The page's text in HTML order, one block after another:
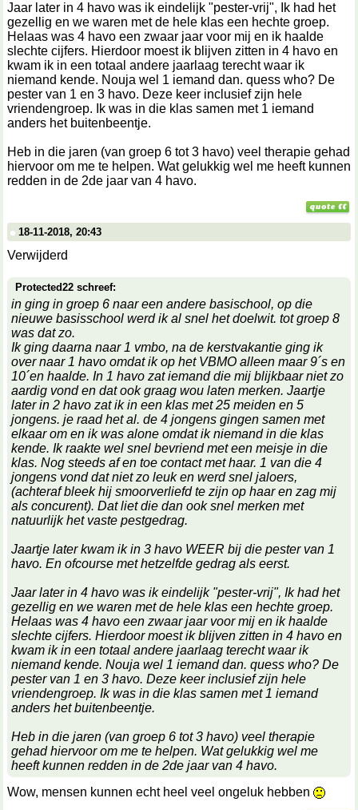
Jaar later in 4 havo was ik eindelijk "pester-vrij", Ik had het
gezellig en we waren met de hele klas een hechte groep.
Helaas was 4 havo een zwaar jaar voor mij en ik haalde
slechte cijfers. Hierdoor moest ik blijven zitten in 4 havo en
kwam ik in een totaal andere jaarlaag terecht waar ik
niemand kende. Nouja wel 1 iemand dan. quess who? De
pester van 1 en 3 havo. Deze keer inclusief zijn hele
vriendengroep. Ik was in die klas samen met 1 iemand
anders het buitenbeentje.
Heb in die jaren (van groep 6 tot 3 havo) veel therapie gehad
hiervoor om me te helpen. Wat gelukkig wel me heeft kunnen
redden in de 2de jaar van 4 havo.
18-11-2018, 20:43
Verwijderd
Protected22 schreef:
in ging in groep 6 naar een andere basischool, op die
nieuwe basisschool werd ik al snel het doelwit. tot groep 8
was dat zo.
Ik ging daarna naar 1 vmbo, na de kerstvakantie ging ik
over naar 1 havo omdat ik op het VBMO alleen maar 9´s en
10´en haalde. In 1 havo zat iemand die mij blijkbaar niet zo
aardig vond en dat ook graag wou laten merken. Jaartje
later in 2 havo zat ik in een klas met 25 meiden en 5
jongens. je raad het al. de 4 jongens gingen samen met
elkaar om en ik was alone omdat ik niemand in die klas
kende. Ik raakte wel snel bevriend met een meisje in die
klas. Nog steeds af en toe contact met haar. 1 van die 4
jongens vond dat niet zo leuk en werd snel jaloers,
(achteraf bleek hij smoorverliefd te zijn op haar en zag mij
als concurent). Dat liet die dan ook snel merken met
natuurlijk het vaste pestgedrag.
Jaartje later kwam ik in 3 havo WEER bij die pester van 1
havo. En ofcourse met hetzelfde gedrag als eerst.
Jaar later in 4 havo was ik eindelijk "pester-vrij", Ik had het
gezellig en we waren met de hele klas een hechte groep.
Helaas was 4 havo een zwaar jaar voor mij en ik haalde
slechte cijfers. Hierdoor moest ik blijven zitten in 4 havo en
kwam ik in een totaal andere jaarlaag terecht waar ik
niemand kende. Nouja wel 1 iemand dan. quess who? De
pester van 1 en 3 havo. Deze keer inclusief zijn hele
vriendengroep. Ik was in die klas samen met 1 iemand
anders het buitenbeentje.
Heb in die jaren (van groep 6 tot 3 havo) veel therapie
gehad hiervoor om me te helpen. Wat gelukkig wel me
heeft kunnen redden in de 2de jaar van 4 havo.
Wow, mensen kunnen echt heel veel ongeluk hebben